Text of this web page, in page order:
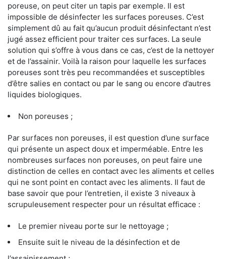
poreuse, on peut citer un tapis par exemple. Il est
impossible de désinfecter les surfaces poreuses. C’est
simplement dû au fait qu’aucun produit désinfectant n’est
jugé assez efficient pour traiter ces surfaces. La seule
solution qui s’offre à vous dans ce cas, c’est de la nettoyer
et de l’assainir. Voilà la raison pour laquelle les surfaces
poreuses sont très peu recommandées et susceptibles
d’être salies en contact ou par le sang ou encore d’autres
liquides biologiques.
Non poreuses ;
Par surfaces non poreuses, il est question d’une surface
qui présente un aspect doux et imperméable. Entre les
nombreuses surfaces non poreuses, on peut faire une
distinction de celles en contact avec les aliments et celles
qui ne sont point en contact avec les aliments. Il faut de
base savoir que pour l’entretien, il existe 3 niveaux à
scrupuleusement respecter pour un résultat efficace :
Le premier niveau porte sur le nettoyage ;
Ensuite suit le niveau de la désinfection et de